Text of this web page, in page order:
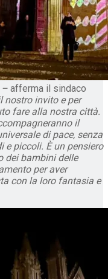
– afferma il sindaco
nostro invito e per
fare alla nostra città.
il
di pace, senza
e piccoli. È un pensiero
dei bambini delle
per aver
con la loro fantasia e